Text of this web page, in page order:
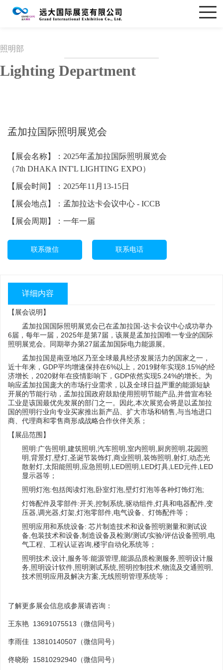
照明部
Lighting Department
孟加拉国际照明展览会
【展会名称】：2025年孟加拉国际照明展览会
（7th DHAKA INT'L LIGHTING EXPO）
【展会时间】：2025年11月13-15日
【展会地点】：孟加拉达卡会议中心 - ICCB
【展会周期】：一年一届
联系微信 联系电话
详细内容
【展会说明】
孟加拉国国际照明展览会已在孟加拉国-达卡会议中心成功举办
6届，每年一届，2025年是第7届，该展是孟加拉国唯一专业的国际
照明展览会。同期举办第27届孟加国际电力能源展。
孟加拉国是南亚地区乃至全球最具经济发展活力的国家之一，
近十年来，GDP平均增速保持在6%以上，2019财年实现8.15%的经
济增长，2020财年在疫情影响下，GDP依然实现5.24%的增长。为
响应孟加拉国庞大的市场行业需求，以及全球日益严重的能源短缺
开展的节能行动，孟加拉国政府鼓励使用照明节能产品,并曾宣布轻
工业是该国最优先发展的部门之一。因此,本次展览会将是以孟加拉
国的照明行业向专业买家推出新产品、扩大市场和销售,与当地进口
商、代理商和零售商形成战略合作伙伴关系；
【展品范围】
照明:广告照明,建筑照明,汽车照明,室内照明,厨房照明,花园照
明,背景灯,壁灯,圣诞节装饰灯,商业照明,装饰照明,射灯,动态光
散射灯,太阳能照明,应急照明,LED照明,LED灯具,LED元件,LED
显示器等；
照明灯泡:包括阅读灯泡,卧室灯泡,壁灯灯泡等各种灯饰灯泡;
灯饰配件及零部件:开关,控制系统,驱动组件,灯具和电器配件,变
压器,调光器,灯架,灯泡零部件,电气设备、灯饰配件等；
照明应用和系统设备: 芯片制造技术和设备照明测量和测试设
备,包装技术和设备,制造设备及检测/测试/实验/评估设备照明,电
气工程、工程认证咨询,楼宇自动化系统等；
照明技术,设计,服务等:能源管理,能源品质检测服务,照明设计服
务,照明设计软件,照明测试系统,照明控制技术,物流及交通照明,
技术照明应用及解决方案,无线照明管理系统等；
了解更多展会信息或参展请咨询：
王东艳 13691075513（微信同号）
李雨佳 13810140507（微信同号）
佟晓盼 15810292940（微信同号）